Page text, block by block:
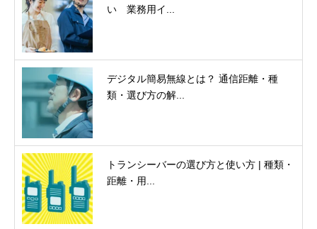
い 業務用イ...
デジタル簡易無線とは？ 通信距離・種
類・選び方の解...
トランシーバーの選び方と使い方 | 種類・
距離・用...